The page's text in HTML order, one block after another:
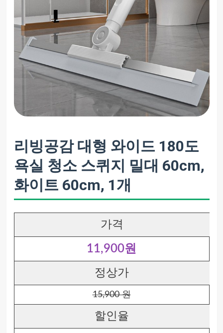
리빙공감 대형 와이드 180도
욕실 청소 스퀴지 밀대 60cm,
화이트 60cm, 1개
가격
11,900원
정상가
15,900 원
할인율